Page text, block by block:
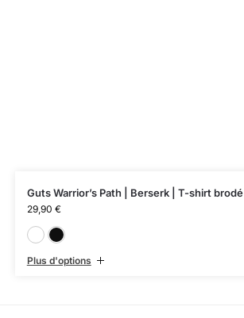
Guts Warrior’s Path | Berserk | T-shirt brodé
29,90 €
Plus d'options